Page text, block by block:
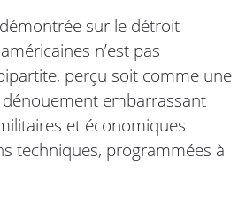
sur le détroit
n’est pas
perçu soit comme une
embarrassant
et économiques
techniques, programmées à